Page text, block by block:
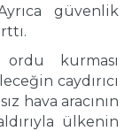
güvenlik
kurması
caydırıcı
hava aracının
ülkenin